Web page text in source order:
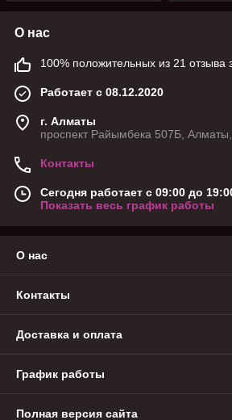
О нас
100% положительных из 21 отзыва
Работает с 08.12.2020
г. Алматы
проспект Райымбека 507Б, Алматы,
Контакты
Сегодня работает с 09:00 до
Показать весь график работы
О нас
Контакты
Доставка и оплата
График работы
Полная версия сайта